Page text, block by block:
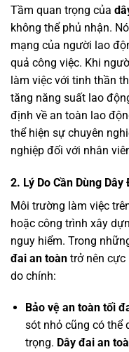
Tầm quan trọng của
không thể phủ nhận.
mạng của người lao
quả công việc. Khi
làm việc với tinh thần
tăng năng suất lao
định về an toàn lao
thể hiện sự chuyên
nghiệp đối với nhân
2. Lý Do Cần Dùng
Môi trường làm việc
hoặc công trình xây
nguy hiểm. Trong
đai an toàn trở nên
do chính:
Bảo vệ an toàn tối
sót nhỏ cũng có thể
trọng. Dây đai an